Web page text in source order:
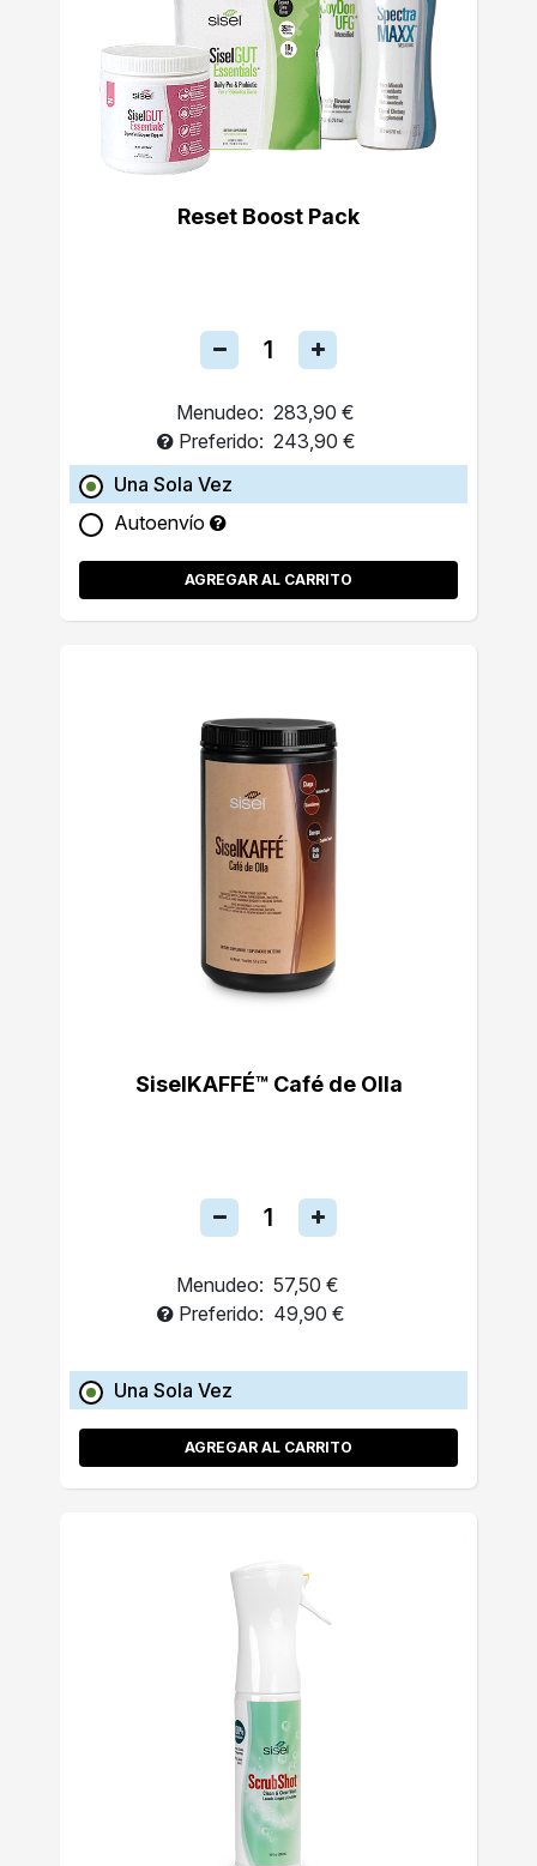
Reset Boost Pack
Menudeo: 283,90 €
Preferido: 243,90 €
Una Sola Vez
Autoenvío
AGREGAR AL CARRITO
SiselKAFFÉ™ Café de Olla
Menudeo: 57,50 €
Preferido: 49,90 €
Una Sola Vez
AGREGAR AL CARRITO